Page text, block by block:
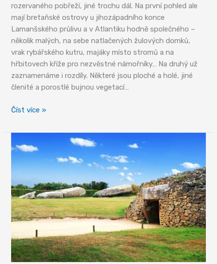
rozervaného pobřeží, jiné trochu dál. Na první pohled ale
mají bretaňské ostrovy u jihozápadního konce
Lamanšského průlivu a v Atlantiku hodně společného –
několik malých, na sebe natlačených žulových domků,
vrak rybářského kutru, majáky místo stromů a na
hřbitovech kříže pro nezvěstné námořníky… Na druhý už
zaznamenáme i rozdíly. Některé jsou ploché a holé, jiné
členité a porostlé bujnou vegetací…
Žulové
před
horizontem
Číst více »